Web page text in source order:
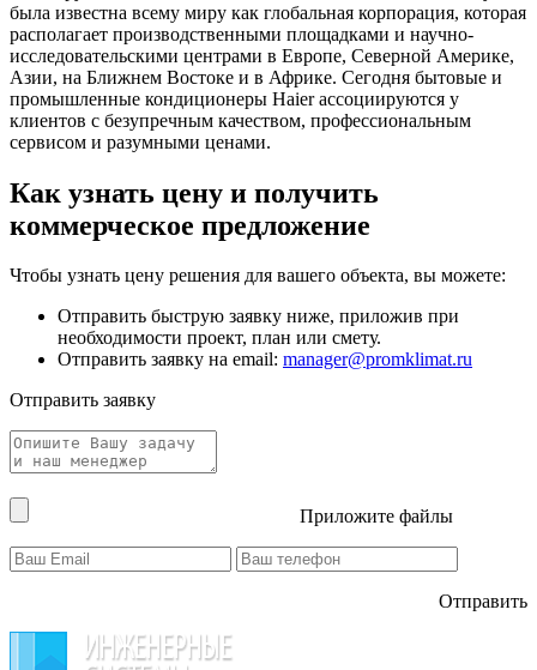
была известна всему миру как глобальная корпорация, которая
располагает производственными площадками и научно-
исследовательскими центрами в Европе, Северной Америке,
Азии, на Ближнем Востоке и в Африке. Сегодня бытовые и
промышленные кондиционеры Haier ассоциируются у
клиентов с безупречным качеством, профессиональным
сервисом и разумными ценами.
Как узнать цену и получить
коммерческое предложение
Чтобы узнать цену решения для вашего объекта, вы можете:
Отправить быструю заявку ниже, приложив при
необходимости проект, план или смету.
Отправить заявку на email: manager@promklimat.ru
Отправить заявку
Приложите файлы
Отправить